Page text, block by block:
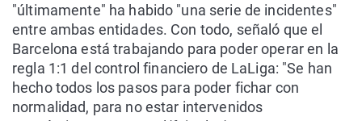
"últimamente" ha habido "una serie de incidentes"
entre ambas entidades. Con todo, señaló que el
Barcelona está trabajando para poder operar en la
regla 1:1 del control financiero de LaLiga: "Se han
hecho todos los pasos para poder fichar con
normalidad, para no estar intervenidos